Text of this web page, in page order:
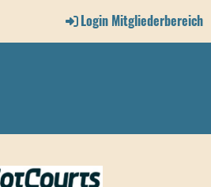
Login Mitgliederbereich